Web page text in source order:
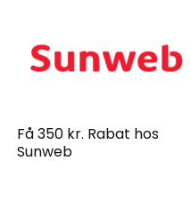
Få 350 kr. Rabat hos
Sunweb